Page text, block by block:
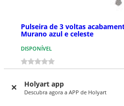
Holyart app
Descubra agora a APP de Holyart
Pulseira de 3 voltas
Murano azul e celeste
DISPONÍVEL
€ 37,00